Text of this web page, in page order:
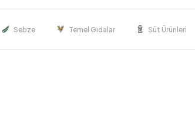
Sebze Temel Gıdalar Süt Ürünleri